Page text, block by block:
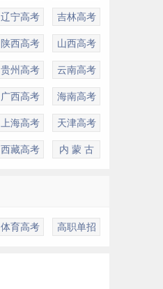
辽宁高考 吉林高考
陕西高考 山西高考
贵州高考 云南高考
广西高考 海南高考
上海高考 天津高考
西藏高考 内 蒙 古
体育高考 高职单招